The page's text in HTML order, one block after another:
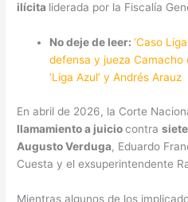
ilícita liderada por la Fiscalía
No deje de leer:‘Caso
defensa y jueza Camacho
‘Liga Azul’ y Andrés Arauz
En abril de 2026, la Corte
llamamiento a juiciocontra
Augusto Verduga, Eduardo
Cuesta y el exsuperintendente
Mientras algunos de los